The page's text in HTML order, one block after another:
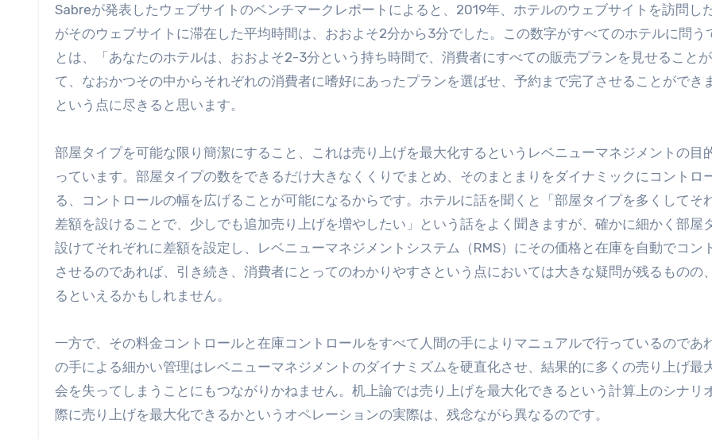
Sabreが発表したウェブサイトのベンチマークレポートによると、2019年、ホテルのウェブサイトを訪問し
がそのウェブサイトに滞在した平均時間は、おおよそ2分から3分でした。この数字がすべてのホテルに問う
とは、「あなたのホテルは、おおよそ2-3分という持ち時間で、消費者にすべての販売プランを見せることが
て、なおかつその中からそれぞれの消費者に嗜好にあったプランを選ばせ、予約まで完了させることができ
という点に尽きると思います。
部屋タイプを可能な限り簡潔にすること、これは売り上げを最大化するというレベニューマネジメントの目
っています。部屋タイプの数をできるだけ大きなくくりでまとめ、そのまとまりをダイナミックにコントロ
る、コントロールの幅を広げることが可能になるからです。ホテルに話を聞くと「部屋タイプを多くしてそ
差額を設けることで、少しでも追加売り上げを増やしたい」という話をよく聞きますが、確かに細かく部屋
設けてそれぞれに差額を設定し、レベニューマネジメントシステム（RMS）にその価格と在庫を自動でコン
させるのであれば、引き続き、消費者にとってのわかりやすさという点においては大きな疑問が残るものの
るといえるかもしれません。
一方で、その料金コントロールと在庫コントロールをすべて人間の手によりマニュアルで行っているのであ
の手による細かい管理はレベニューマネジメントのダイナミズムを硬直化させ、結果的に多くの売り上げ最
会を失ってしまうことにもつながりかねません。机上論では売り上げを最大化できるという計算上のシナリ
際に売り上げを最大化できるかというオペレーションの実際は、残念ながら異なるのです。